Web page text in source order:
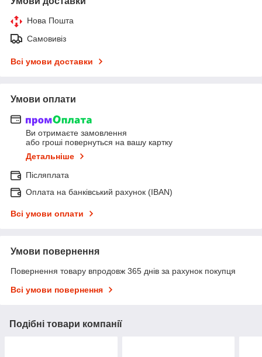
Нова Пошта
Самовивіз
Всі умови доставки
Умови оплати
Ви отримаєте замовлення
або гроші повернуться на вашу картку
Детальніше
Післяплата
Оплата на банківський рахунок (IBAN)
Всі умови оплати
Умови повернення
Повернення товару впродовж 365 днів за рахунок покупця
Всі умови повернення
Подібні товари компанії